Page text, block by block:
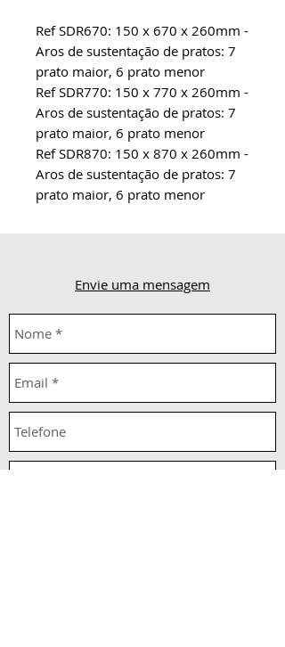
Ref SDR670: 150 x 670 x 260mm -
Aros de sustentação de pratos: 7
prato maior, 6 prato menor
Ref SDR770: 150 x 770 x 260mm -
Aros de sustentação de pratos: 7
prato maior, 6 prato menor
Ref SDR870: 150 x 870 x 260mm -
Aros de sustentação de pratos: 7
prato maior, 6 prato menor
Envie uma mensagem